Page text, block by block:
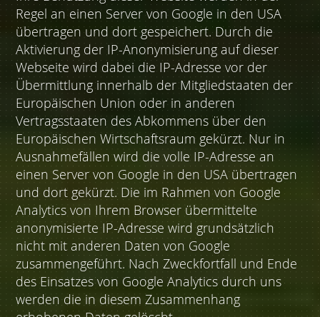
Regel an einen Server von Google in den USA
übertragen und dort gespeichert. Durch die
Aktivierung der IP-Anonymisierung auf dieser
Webseite wird dabei die IP-Adresse vor der
Übermittlung innerhalb der Mitgliedstaaten der
Europäischen Union oder in anderen
Vertragsstaaten des Abkommens über den
Europäischen Wirtschaftsraum gekürzt. Nur in
Ausnahmefällen wird die volle IP-Adresse an
einen Server von Google in den USA übertragen
und dort gekürzt. Die im Rahmen von Google
Analytics von Ihrem Browser übermittelte
anonymisierte IP-Adresse wird grundsätzlich
nicht mit anderen Daten von Google
zusammengeführt. Nach Zweckfortfall und Ende
des Einsatzes von Google Analytics durch uns
werden die in diesem Zusammenhang